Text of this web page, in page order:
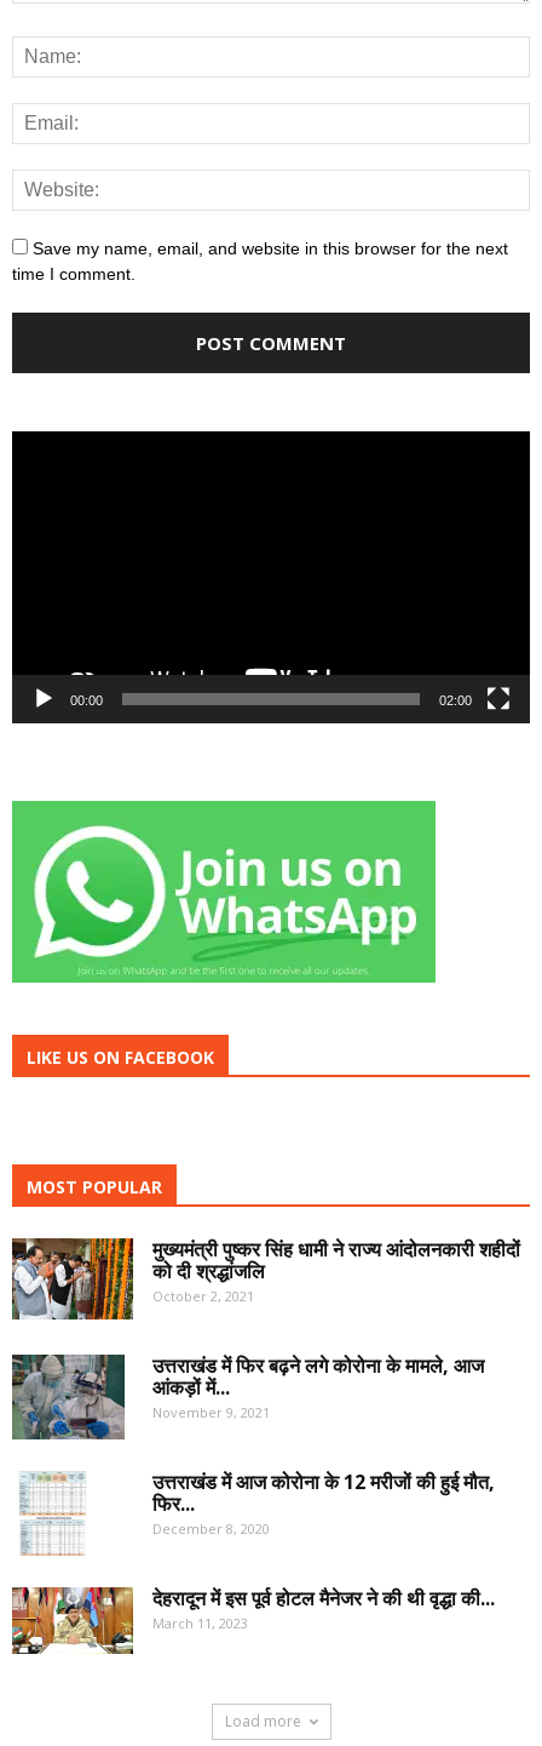
Save my name, email, and website in this browser for the next
time I comment.
00:00 02:00
LIKE US ON FACEBOOK
MOST POPULAR
मुख्यमंत्री पुष्कर सिंह धामी ने राज्य आंदोलनकारी शहीदों
को दी श्रद्धांजलि
October 2, 2021
उत्तराखंड में फिर बढ़ने लगे कोरोना के मामले, आज
आंकड़ों में...
November 9, 2021
उत्तराखंड में आज कोरोना के 12 मरीजों की हुई मौत,
फिर...
December 8, 2020
देहरादून में इस पूर्व होटल मैनेजर ने की थी वृद्धा की...
March 11, 2023
Load more